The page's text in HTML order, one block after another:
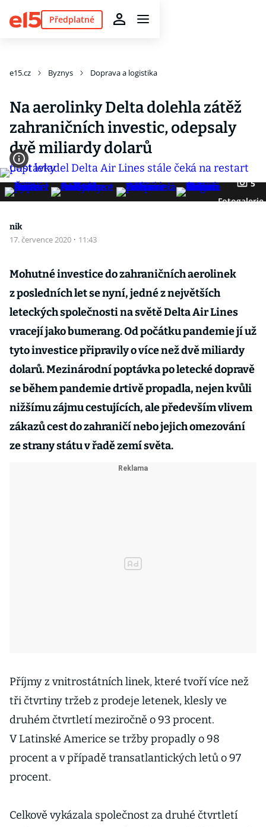
Předplatné
e15.cz Byznys Doprava a logistika
Na aerolinky Delta dolehla zátěž
zahraničních investic, odepsaly
dvě miliardy dolarů
5
Fotogalerie
nik
17. července 2020 · 11:43
Mohutné investice do zahraničních aerolinek
z posledních let se nyní, jedné z největších
leteckých společnosti na světě Delta Air Lines
vracejí jako bumerang. Od počátku pandemie jí už
tyto investice připravily o více než dvě miliardy
dolarů. Mezinárodní poptávka po letecké dopravě
se během pandemie drtivě propadla, nejen kvůli
nižšímu zájmu cestujících, ale především vlivem
zákazů cest do zahraničí nebo jejich omezování
ze strany státu v řadě zemí světa.
Příjmy z vnitrostátních linek, které tvoří více než
tři čtvrtiny tržeb z prodeje letenek, klesly ve
druhém čtvrtletí meziročně o 93 procent.
V Latinské Americe se tržby propadly o 98
procent a v případě transatlantických letů o 97
procent.
Celkově vykázala společnost za druhé čtvrtletí